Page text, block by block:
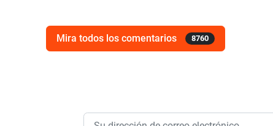
Mira todos los comentarios 8760